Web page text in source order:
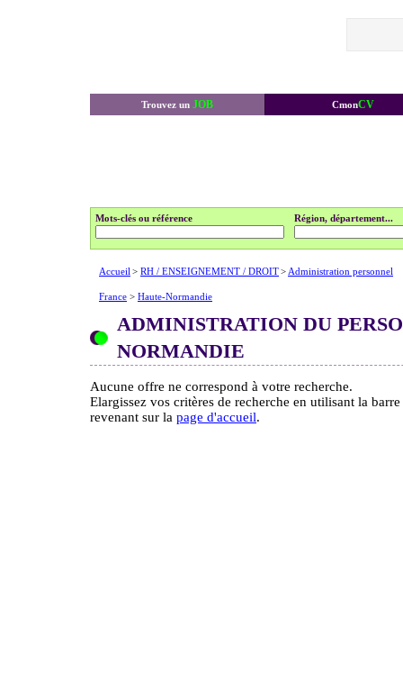
Trouvez un JOB CmonCV
Mots-clés ou référence Région, département...
Accueil > RH / ENSEIGNEMENT / DROIT> Administration personnel
France > Haute-Normandie
ADMINISTRATION DU
NORMANDIE
Aucune offre ne correspond à votre recherche.
Elargissez vos critères de recherche en utilisant la
revenant sur la page d'accueil.